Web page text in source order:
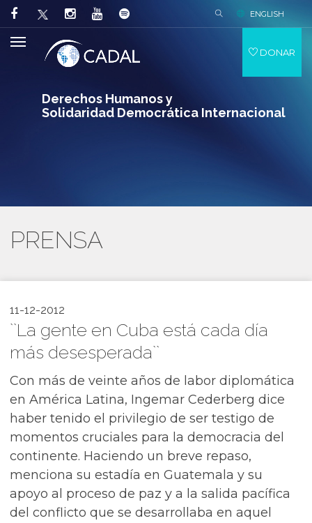
Derechos Humanos y
Solidaridad Democrática Internacional
ENGLISH
DONAR
PRENSA
11-12-2012
``La gente en Cuba está cada día
más desesperada``
Con más de veinte años de labor diplomática
en América Latina, Ingemar Cederberg dice
haber tenido el privilegio de ser testigo de
momentos cruciales para la democracia del
continente. Haciendo un breve repaso,
menciona su estadía en Guatemala y su
apoyo al proceso de paz y a la salida pacífica
del conflicto que se desarrollaba en aquel